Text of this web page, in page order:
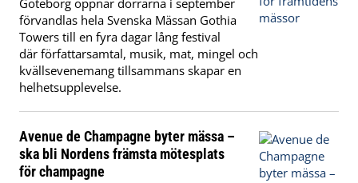
förvandlas hela Svenska Mässan Gothia
Towers till en fyra dagar lång festival
där författarsamtal, musik, mat, mingel och
kvällsevenemang tillsammans skapar en
helhetsupplevelse.
Avenue de Champagne byter mässa –
ska bli Nordens främsta mötesplats
för champagne